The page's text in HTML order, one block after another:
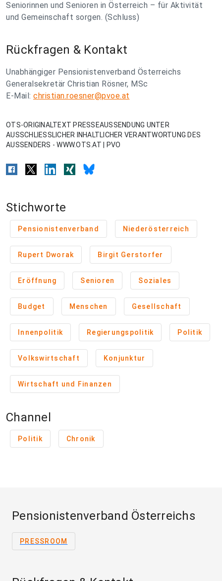
Seniorinnen und Senioren in Österreich – für Aktivität
und Gemeinschaft sorgen. (Schluss)
Rückfragen & Kontakt
Unabhängiger Pensionistenverband Österreichs
Generalsekretär Christian Rösner, MSc
E-Mail: christian.roesner@pvoe.at
OTS-ORIGINALTEXT PRESSEAUSSENDUNG UNTER
AUSSCHLIESSLICHER INHALTLICHER VERANTWORTUNG DES
AUSSENDERS - WWW.OTS.AT | PVO
Stichworte
Pensionistenverband Niederösterreich
Rupert Dworak Birgit Gerstorfer
Eröffnung Senioren Soziales
Budget Menschen Gesellschaft
Innenpolitik Regierungspolitik Politik
Volkswirtschaft Konjunktur
Wirtschaft und Finanzen
Channel
Politik Chronik
Pensionistenverband Österreichs
PRESSROOM